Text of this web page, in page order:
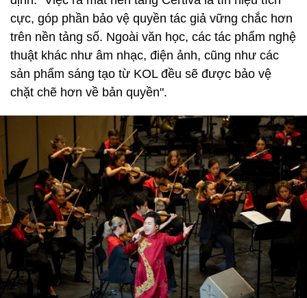
cực, góp phần bảo vệ quyền tác giả vững chắc hơn
trên nền tảng số. Ngoài văn học, các tác phẩm nghệ
thuật khác như âm nhạc, điện ảnh, cũng như các
sản phẩm sáng tạo từ KOL đều sẽ được bảo vệ
chặt chẽ hơn về bản quyền".